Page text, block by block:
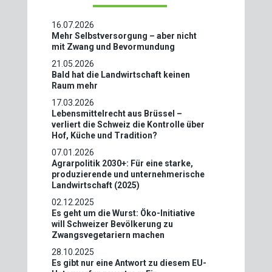
16.07.2026
Mehr Selbstversorgung – aber nicht
mit Zwang und Bevormundung
21.05.2026
Bald hat die Landwirtschaft keinen
Raum mehr
17.03.2026
Lebensmittelrecht aus Brüssel –
verliert die Schweiz die Kontrolle über
Hof, Küche und Tradition?
07.01.2026
Agrarpolitik 2030+: Für eine starke,
produzierende und unternehmerische
Landwirtschaft (2025)
02.12.2025
Es geht um die Wurst: Öko-Initiative
will Schweizer Bevölkerung zu
Zwangsvegetariern machen
28.10.2025
Es gibt nur eine Antwort zu diesem EU-